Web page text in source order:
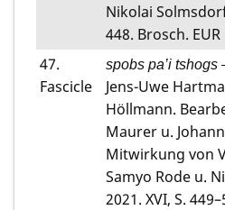
Nikolai
448. Brosch. EUR
47.
Fascicle
spobs pa’i tshogs
Jens-Uwe
Höllmann.
Maurer u.
Mitwirkung von
Samyo Rode u.
2021. XVI, S.